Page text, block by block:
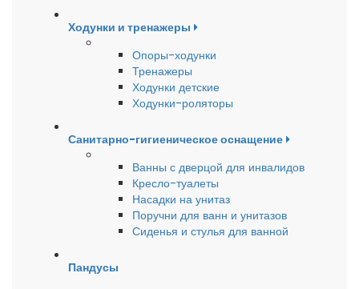
Ходунки и тренажеры
Опоры-ходунки
Тренажеры
Ходунки детские
Ходунки-роляторы
Санитарно-гигиеническое оснащение
Ванны с дверцой для инвалидов
Кресло-туалеты
Насадки на унитаз
Поручни для ванн и унитазов
Сиденья и стулья для ванной
Пандусы